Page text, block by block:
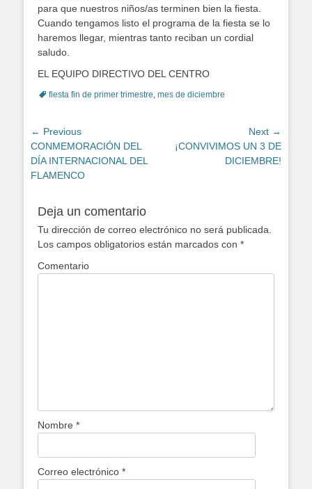
para que nuestros niños/as terminen bien la fiesta.
Cuando tengamos listo el programa de la fiesta se lo
haremos llegar, mientras tanto reciban un cordial
saludo.
EL EQUIPO DIRECTIVO DEL CENTRO
Tagsfiesta fin de primer trimestre, mes de diciembre
Navegación
de
entradas
← Previous
Previous
post:
CONMEMORACIÓN DEL
DÍA INTERNACIONAL DEL
FLAMENCO
Next →
Next¡CONVIVIMOS UN 3 DE
DICIEMBRE!
Deja un comentario
Tu dirección de correo electrónico no será publicada.
Los campos obligatorios están marcados con *
Comentario
Nombre *
Correo electrónico *